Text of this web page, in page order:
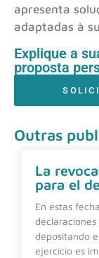
apresenta
adaptadas à
Explique a
proposta
Outras
La
para el
En estas
depositando
ejercicio es